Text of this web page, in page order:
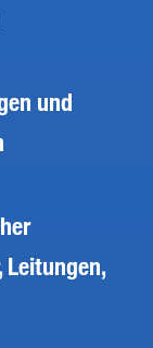
und
Leitungen,